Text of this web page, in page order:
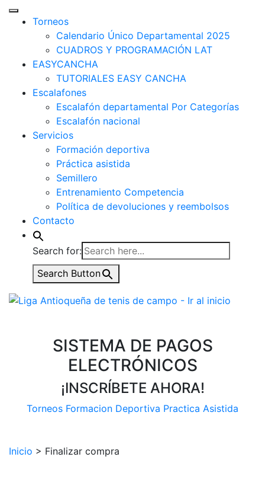
Torneos
Calendario Único Departamental 2025
CUADROS Y PROGRAMACIÓN LAT
EASYCANCHA
TUTORIALES EASY CANCHA
Escalafones
Escalafón departamental Por Categorías
Escalafón nacional
Servicios
Formación deportiva
Práctica asistida
Semillero
Entrenamiento Competencia
Política de devoluciones y reembolsos
Contacto
Search for:
Search Button
SISTEMA DE PAGOS
ELECTRÓNICOS
¡INSCRÍBETE AHORA!
Torneos Formacion Deportiva Practica Asistida
Inicio > Finalizar compra